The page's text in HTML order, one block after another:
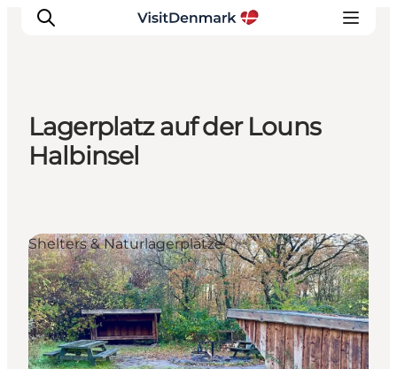
Inspiration
Reiseplanung
Lagerplatz auf der Louns
Halbinsel
Shelters & Naturlagerplätze